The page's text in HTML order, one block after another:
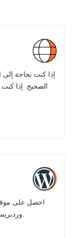
إذا كنت بحاجة
الصحيح. إذا
احصل على